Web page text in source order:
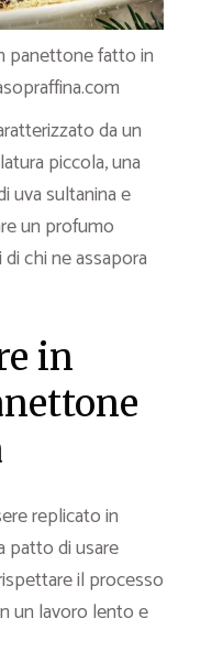
panettone fatto in
da un
piccola, una
uva sultanina e
un profumo
chi ne assapora
in
replicato in
patto di usare
il processo
un lavoro lento e